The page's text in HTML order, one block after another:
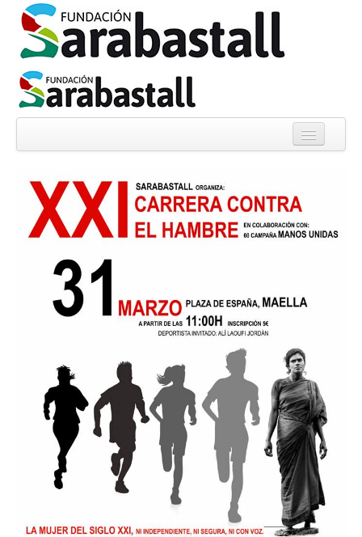
Noticias
Proyectos
Informes
Experiencias
Multimedia